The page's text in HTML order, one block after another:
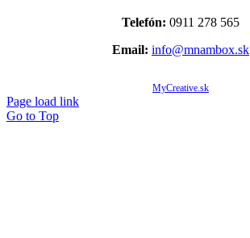
Telefón: 0911 278 565
Email: info@mnambox.sk
MyCreative.sk
Page load link
Go to Top